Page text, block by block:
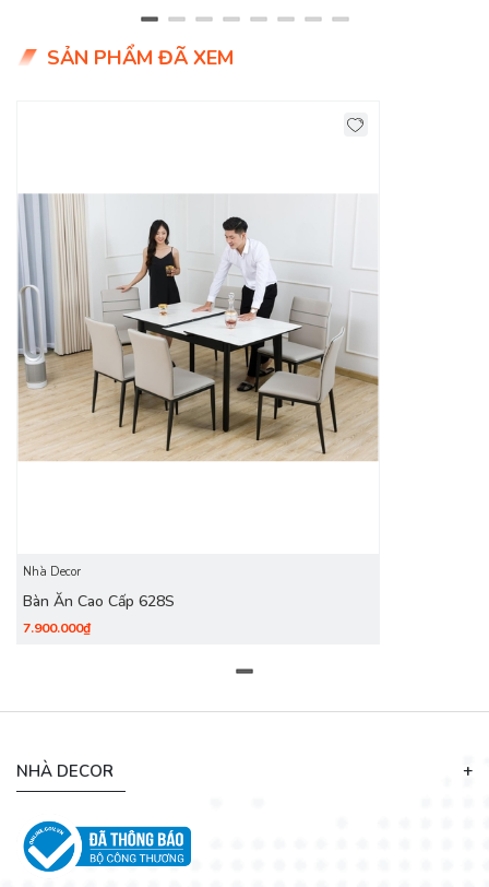
Decoviet chuyên cung cấp bàn ghế ăn giá rẻ, bàn ghế ăn
nhà hàng, quán ăn, mẫu mã đẹp, chất lượng tốt, giá cả hợp lý
.... Chọn lựa bàn ăn cho gia đình là một việc hết sức quan
trọng vì thế cần phải cân nhắc trước khi quyết định. Nếu bạn
SẢN PHẨM ĐÃ XEM
Nhà Decor
Bàn Ăn Cao Cấp 628S
7.900.000₫
NHÀ DECOR